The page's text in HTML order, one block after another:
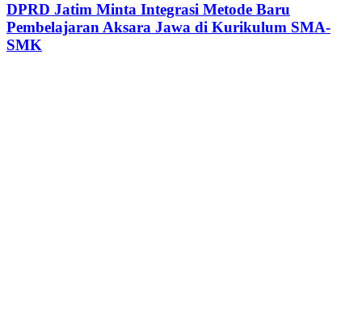
DPRD Jatim Minta Integrasi Metode Baru
Pembelajaran Aksara Jawa di Kurikulum SMA-
SMK